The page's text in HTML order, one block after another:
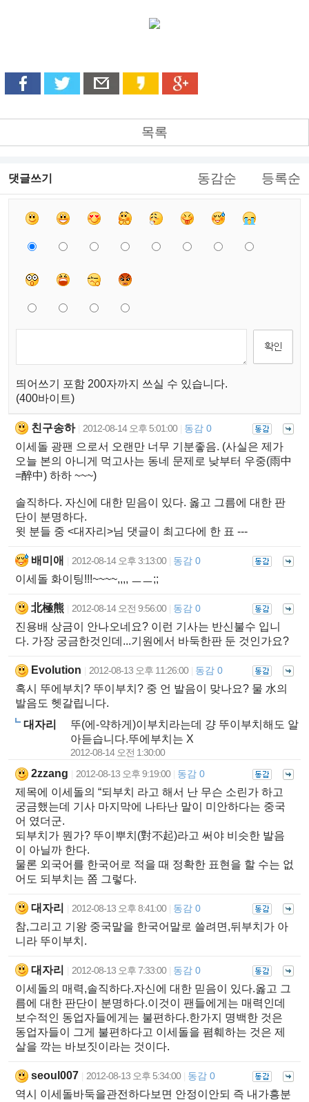
목록
댓글쓰기 동감순 등록순
띄어쓰기 포함 200자까지 쓰실 수 있습니다.
(400바이트)
친구송하 2012-08-14 오후 5:01:00 동감 0
이세돌 광팬 으로서 오랜만 너무 기분좋음. (사실은 제가
오늘 본의 아니게 먹고사는 동네 문제로 낮부터 우중(雨中
=醉中) 하하 ~~~)
솔직하다. 자신에 대한 믿음이 있다. 옳고 그름에 대한 판
단이 분명하다.
윗 분들 중 <대자리>님 댓글이 최고다에 한 표 ---
배미애 2012-08-14 오후 3:13:00 동감 0
이세돌 화이팅!!!~~~~,,,, ㅡㅡ;;
北極熊 2012-08-14 오전 9:56:00 동감 0
진용배 상금이 안나오네요? 이런 기사는 반신불수 입니
다. 가장 궁금한것인데...기원에서 바둑한판 둔 것인가요?
Evolution 2012-08-13 오후 11:26:00 동감 0
혹시 뚜에부치? 뚜이부치? 중 언 발음이 맞나요? 물 水의
발음도 헷갈립니다.
대자리
뚜(에-약하게)이부치라는데 걍 뚜이부치해도 알
아듣습니다.뚜에부치는 X
2012-08-14 오전 1:30:00
2zzang 2012-08-13 오후 9:19:00 동감 0
제목에 이세돌의 “되부치 라고 해서 난 무슨 소린가 하고
궁금했는데 기사 마지막에 나타난 말이 미안하다는 중국
어 였더군.
되부치가 뭔가? 뚜이뿌치(對不起)라고 써야 비슷한 발음
이 아닐까 한다.
물론 외국어를 한국어로 적을 때 정확한 표현을 할 수는 없
어도 되부치는 쫌 그렇다.
대자리 2012-08-13 오후 8:41:00 동감 0
참,그리고 기왕 중국말을 한국어말로 쓸려면,뒤부치가 아
니라 뚜이부치.
대자리 2012-08-13 오후 7:33:00 동감 0
이세돌의 매력,솔직하다.자신에 대한 믿음이 있다.옳고 그
름에 대한 판단이 분명하다.이것이 팬들에게는 매력인데
보수적인 동업자들에게는 불편하다.한가지 명백한 것은
동업자들이 그게 불편하다고 이세돌을 폄훼하는 것은 제
살을 깍는 바보짓이라는 것이다.
seoul007 2012-08-13 오후 5:34:00 동감 0
역시 이세돌바둑을관전하다보면 안정이안되 즉 내가흥분